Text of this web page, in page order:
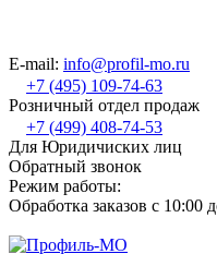
E-mail: info@profil-mo.ru
+7 (495) 109-74-63
Розничный отдел продаж
+7 (499) 408-74-53
Для Юридичиских лиц
Обратный звонок
Режим работы:
Обработка заказов с 10:00